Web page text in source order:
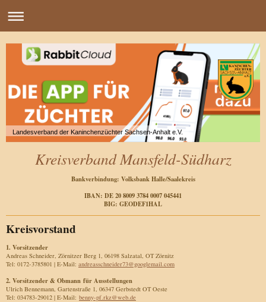
Landesverband der Kaninchenzüchter Sachsen-Anhalt e.V.
Kreisverband Mansfeld-Südharz
Bankverbindung: Volksbank Halle/Saalekreis
IBAN: DE 20 8009 3784 0007 045441
BIG: GEODEF1HAL
Kreisvorstand
1. Vorsitzender
Andreas Schneider, Zörnitzer Berg 1, 06198 Salzatal, OT Zörnitz
Tel: 0172-3785801 | E-Mail: andreasschneider73@googlemail.com
2. Vorsitzender & Obmann für Ausstellungen
Ulrich Bennemann, Gartenstraße 1, 06347 Gerbstedt OT Oeste
Tel: 034783-29012 | E-Mail: benny-pf.rkz@web.de